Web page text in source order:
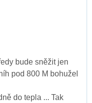
bude sněžit jen
pod 800 M bohužel
do tepla ... Tak